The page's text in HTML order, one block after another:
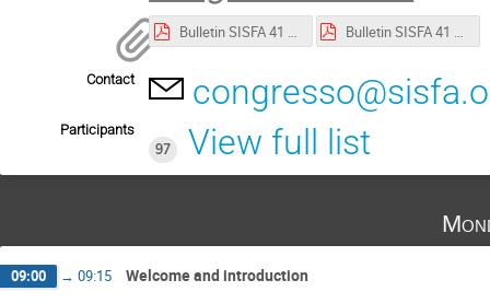
Bulletin SISFA 41 Congress_online_Prima Circolare .pdf Bulletin SISFA 41 Congress_online_Seconda Circolare .pdf
Contact
Participants
97
View full list
09:00 → 09:15 Welcome and introduction